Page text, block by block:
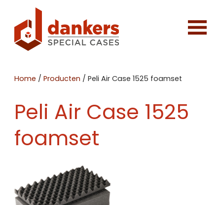
Home /Producten /Peli Air Case 1525 foamset
Peli Air Case 1525
foamset